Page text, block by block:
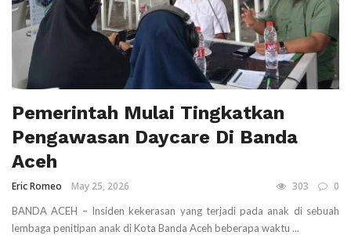
Pemerintah Mulai Tingkatkan
Pengawasan Daycare Di Banda
Aceh
Eric Romeo May 25, 2026 303 0
BANDA ACEH – Insiden kekerasan yang terjadi pada anak di sebuah
lembaga penitipan anak di Kota Banda Aceh beberapa waktu ...